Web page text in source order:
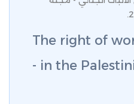
The right of
in the